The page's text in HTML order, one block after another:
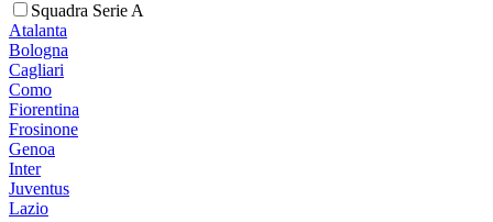
Squadra Serie A
Atalanta
Bologna
Cagliari
Como
Fiorentina
Frosinone
Genoa
Inter
Juventus
Lazio